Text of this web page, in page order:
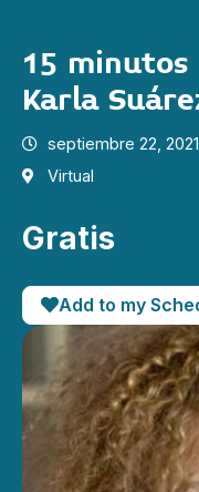
15
Karla
septiembre 22,
Virtual
Gratis
Add to my